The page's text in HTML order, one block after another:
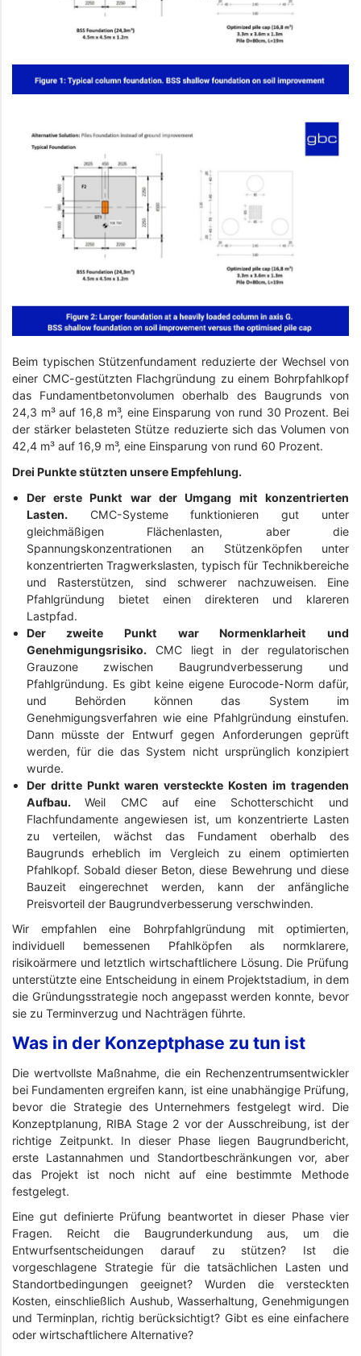
Beim typischen Stützenfundament reduzierte der Wechsel von
einer CMC-gestützten Flachgründung zu einem Bohrpfahlkopf
das Fundamentbetonvolumen oberhalb des Baugrunds von
24,3 m³ auf 16,8 m³, eine Einsparung von rund 30 Prozent. Bei
der stärker belasteten Stütze reduzierte sich das Volumen von
42,4 m³ auf 16,9 m³, eine Einsparung von rund 60 Prozent.
Drei Punkte stützten unsere Empfehlung.
Der erste Punkt war der Umgang mit konzentrierten
Lasten.CMC-Systeme funktionieren gut unter
gleichmäßigen Flächenlasten, aber die
Spannungskonzentrationen an Stützenköpfen unter
konzentrierten Tragwerkslasten, typisch für Technikbereiche
und Rasterstützen, sind schwerer nachzuweisen. Eine
Pfahlgründung bietet einen direkteren und klareren
Lastpfad.
Der zweite Punkt war Normenklarheit und
Genehmigungsrisiko.CMC liegt in der regulatorischen
Grauzone zwischen Baugrundverbesserung und
Pfahlgründung. Es gibt keine eigene Eurocode-Norm dafür,
und Behörden können das System im
Genehmigungsverfahren wie eine Pfahlgründung einstufen.
Dann müsste der Entwurf gegen Anforderungen geprüft
werden, für die das System nicht ursprünglich konzipiert
wurde.
Der dritte Punkt waren versteckte Kosten im tragenden
Aufbau.Weil CMC auf eine Schotterschicht und
Flachfundamente angewiesen ist, um konzentrierte Lasten
zu verteilen, wächst das Fundament oberhalb des
Baugrunds erheblich im Vergleich zu einem optimierten
Pfahlkopf. Sobald dieser Beton, diese Bewehrung und diese
Bauzeit eingerechnet werden, kann der anfängliche
Preisvorteil der Baugrundverbesserung verschwinden.
Wir empfahlen eine Bohrpfahlgründung mit optimierten,
individuell bemessenen Pfahlköpfen als normklarere,
risikoärmere und letztlich wirtschaftlichere Lösung. Die Prüfung
unterstützte eine Entscheidung in einem Projektstadium, in dem
die Gründungsstrategie noch angepasst werden konnte, bevor
sie zu Terminverzug und Nachträgen führte.
Was in der Konzeptphase zu tun ist
Die wertvollste Maßnahme, die ein Rechenzentrumsentwickler
bei Fundamenten ergreifen kann, ist eine unabhängige Prüfung,
bevor die Strategie des Unternehmers festgelegt wird. Die
Konzeptplanung, RIBA Stage 2 vor der Ausschreibung, ist der
richtige Zeitpunkt. In dieser Phase liegen Baugrundbericht,
erste Lastannahmen und Standortbeschränkungen vor, aber
das Projekt ist noch nicht auf eine bestimmte Methode
festgelegt.
Eine gut definierte Prüfung beantwortet in dieser Phase vier
Fragen. Reicht die Baugrunderkundung aus, um die
Entwurfsentscheidungen darauf zu stützen? Ist die
vorgeschlagene Strategie für die tatsächlichen Lasten und
Standortbedingungen geeignet? Wurden die versteckten
Kosten, einschließlich Aushub, Wasserhaltung, Genehmigungen
und Terminplan, richtig berücksichtigt? Gibt es eine einfachere
oder wirtschaftlichere Alternative?